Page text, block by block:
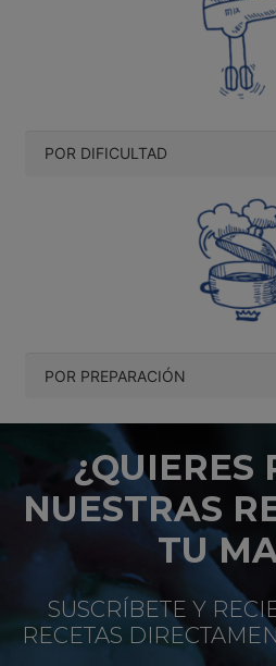
¿QUIERES
NUESTRAS
TU
SUSCRÍBETE Y
RECETAS